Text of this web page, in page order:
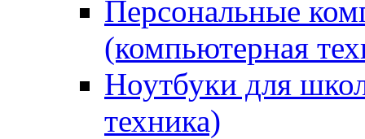
Персональные
(компьютерная
Ноутбуки для
техника)